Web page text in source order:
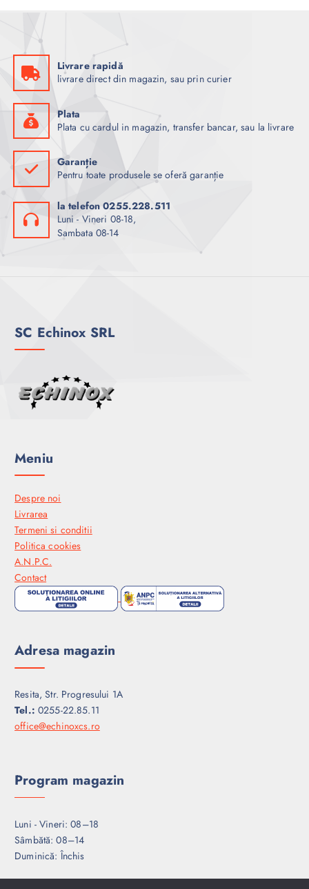
Livrare rapidă
livrare direct din magazin, sau prin curier
Plata
Plata cu cardul in magazin, transfer bancar, sau la livrare
Garanție
Pentru toate produsele se oferă garanție
la telefon 0255.228.511
Luni - Vineri 08-18,
Sambata 08-14
SC Echinox SRL
Meniu
Despre noi
Livrarea
Termeni si conditii
Politica cookies
A.N.P.C.
Contact
Adresa magazin
Resita, Str. Progresului 1A
Tel.: 0255-22.85.11
office@echinoxcs.ro
Program magazin
Luni - Vineri: 08–18
Sâmbătă: 08–14
Duminică: Închis